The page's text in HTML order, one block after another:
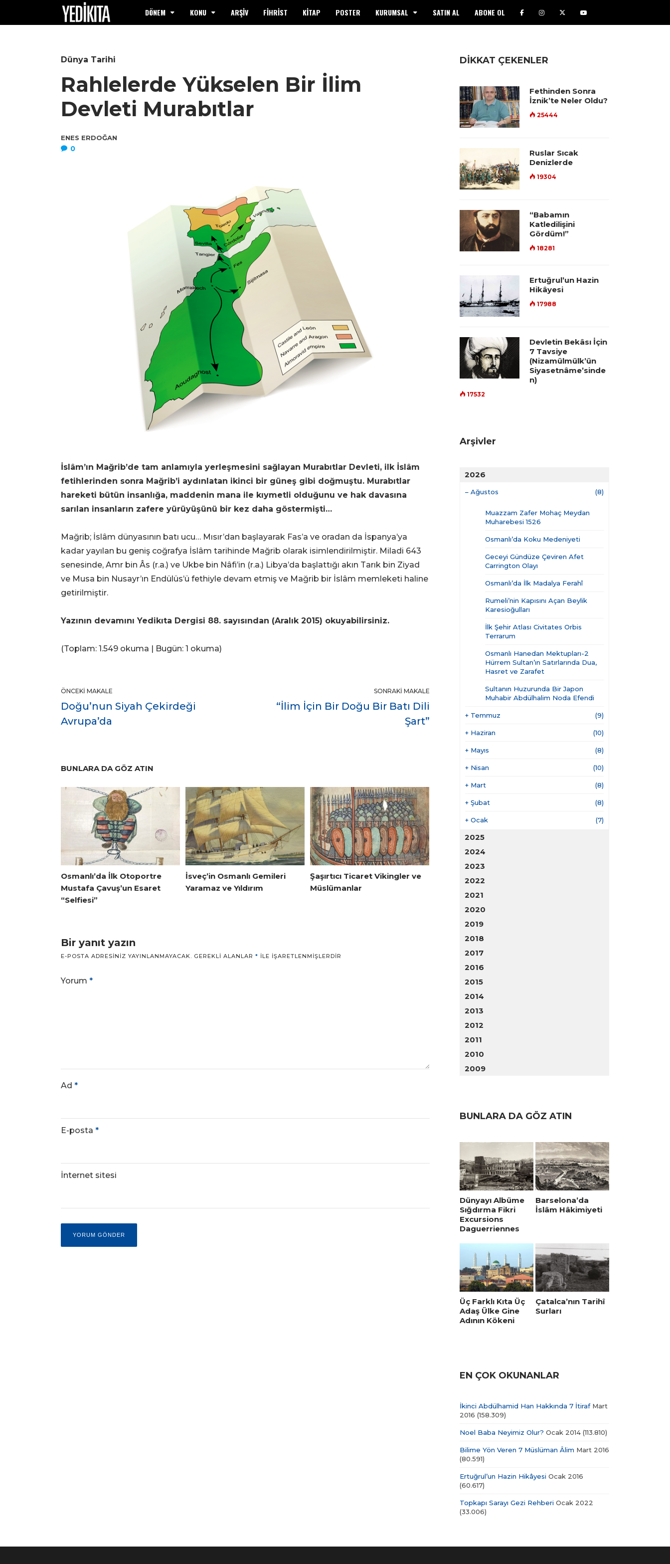
DÖNEM KONU ARŞİV FİHRİST KİTAP POSTER KURUMSAL SATIN AL ABONE OL
Dünya Tarihi
Rahlelerde Yükselen Bir İlim
Devleti Murabıtlar
ENES ERDOĞAN
0
İslâm’ın Mağrib’de tam anlamıyla yerleşmesini sağlayan Murabıtlar Devleti, ilk İslâm
fetihlerinden sonra Mağrib’i aydınlatan ikinci bir güneş gibi doğmuştu. Murabıtlar
hareketi bütün insanlığa, maddenin mana ile kıymetli olduğunu ve hak davasına
sarılan insanların zafere yürüyüşünü bir kez daha göstermişti…
Mağrib; İslâm dünyasının batı ucu… Mısır’dan başlayarak Fas’a ve oradan da İspanya’ya
kadar yayılan bu geniş coğrafya İslâm tarihinde Mağrib olarak isimlendirilmiştir. Miladi 643
senesinde, Amr bin Âs (r.a.) ve Ukbe bin Nâfi’in (r.a.) Libya’da başlattığı akın Tarık bin Ziyad
ve Musa bin Nusayr’ın Endülüs’ü fethiyle devam etmiş ve Mağrib bir İslâm memleketi haline
getirilmiştir.
Yazının devamını Yedikıta Dergisi 88. sayısından (Aralık 2015) okuyabilirsiniz.
(Toplam: 1.549 okuma | Bugün: 1 okuma)
ÖNCEKI MAKALE
Doğu’nun Siyah Çekirdeği
Avrupa’da
SONRAKI MAKALE
“İlim İçin Bir Doğu Bir Batı Dili
Şart”
BUNLARA DA GÖZ ATIN
Osmanlı’da İlk Otoportre
Mustafa Çavuş’un Esaret
“Selfiesi”
İsveç’in Osmanlı Gemileri
Yaramaz ve Yıldırım
Şaşırtıcı Ticaret Vikingler ve
Müslümanlar
Bir yanıt yazın
E-POSTA ADRESINIZ YAYINLANMAYACAK. GEREKLI ALANLAR * ILE IŞARETLENMIŞLERDIR
Yorum *
Ad *
E-posta *
İnternet sitesi
DİKKAT ÇEKENLER
Fethinden Sonra
İznik’te Neler Oldu?
25444
Ruslar Sıcak
Denizlerde
19304
“Babamın
Katledilişini
Gördüm!”
18281
Ertuğrul’un Hazin
Hikâyesi
17988
Devletin Bekâsı İçin
7 Tavsiye
(Nizamülmülk’ün
Siyasetnâme’sinde
n)
17532
Arşivler
2026
– Ağustos (8)
Muazzam Zafer Mohaç Meydan
Muharebesi 1526
Osmanlı’da Koku Medeniyeti
Geceyi Gündüze Çeviren Afet
Carrington Olayı
Osmanlı’da İlk Madalya Ferahî
Rumeli’nin Kapısını Açan Beylik
Karesioğulları
İlk Şehir Atlası Civitates Orbis
Terrarum
Osmanlı Hanedan Mektupları-2
Hürrem Sultan’ın Satırlarında Dua,
Hasret ve Zarafet
Sultanın Huzurunda Bir Japon
Muhabir Abdülhalim Noda Efendi
+ Temmuz (9)
+ Haziran (10)
+ Mayıs (8)
+ Nisan (10)
+ Mart (8)
+ Şubat (8)
+ Ocak (7)
2025
2024
2023
2022
2021
2020
2019
2018
2017
2016
2015
2014
2013
2012
2011
2010
2009
BUNLARA DA GÖZ ATIN
Dünyayı Albüme
Sığdırma Fikri
Excursions
Daguerriennes
Barselona’da
İslâm Hâkimiyeti
Üç Farklı Kıta Üç
Adaş Ülke Gine
Adının Kökeni
Çatalca’nın Tarihî
Surları
EN ÇOK OKUNANLAR
İkinci Abdülhamid Han Hakkında 7 İtirafMart
2016 (158.309)
Noel Baba Neyimiz Olur? Ocak 2014 (113.810)
Bilime Yön Veren 7 Müslüman Âlim Mart 2016
(80.591)
Ertuğrul’un Hazin Hikâyesi Ocak 2016
(60.617)
Topkapı Sarayı Gezi Rehberi Ocak 2022
(33.006)